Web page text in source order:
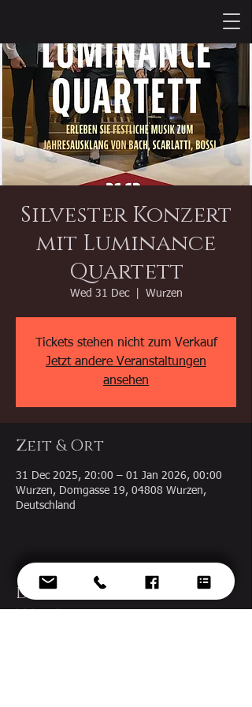
Silvester Konzert
mit Luminance
Quartett
Wed 31 Dec
  |
Wurzen
Tickets stehen nicht zum Verkauf
Jetzt andere Veranstaltungen
ansehen
Zeit & Ort
31 Dec 2025, 20:00 – 01 Jan 2026, 00:00
Wurzen, Domgasse 19, 04808 Wurzen,
Deutschland
Diese Veranstaltung
teilen